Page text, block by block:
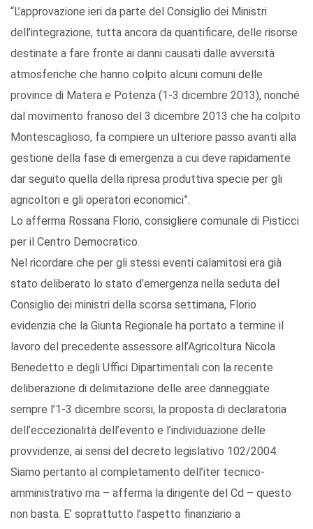
“L’approvazione ieri da parte del Consiglio dei Ministri
dell’integrazione, tutta ancora da quantificare, delle risorse
destinate a fare fronte ai danni causati dalle avversità
atmosferiche che hanno colpito alcuni comuni delle
province di Matera e Potenza (1-3 dicembre 2013), nonché
dal movimento franoso del 3 dicembre 2013 che ha colpito
Montescaglioso, fa compiere un ulteriore passo avanti alla
gestione della fase di emergenza a cui deve rapidamente
dar seguito quella della ripresa produttiva specie per gli
agricoltori e gli operatori economici”.
Lo afferma Rossana Florio, consigliere comunale di Pisticci
per il Centro Democratico.
Nel ricordare che per gli stessi eventi calamitosi era già
stato deliberato lo stato d’emergenza nella seduta del
Consiglio dei ministri della scorsa settimana, Florio
evidenzia che la Giunta Regionale ha portato a termine il
lavoro del precedente assessore all’Agricoltura Nicola
Benedetto e degli Uffici Dipartimentali con la recente
deliberazione di delimitazione delle aree danneggiate
sempre l’1-3 dicembre scorsi, la proposta di declaratoria
dell’eccezionalità dell’evento e l’individuazione delle
provvidenze, ai sensi del decreto legislativo 102/2004.
Siamo pertanto al completamento dell’iter tecnico-
amministrativo ma – afferma la dirigente del Cd – questo
non basta. E’ soprattutto l’aspetto finanziario a